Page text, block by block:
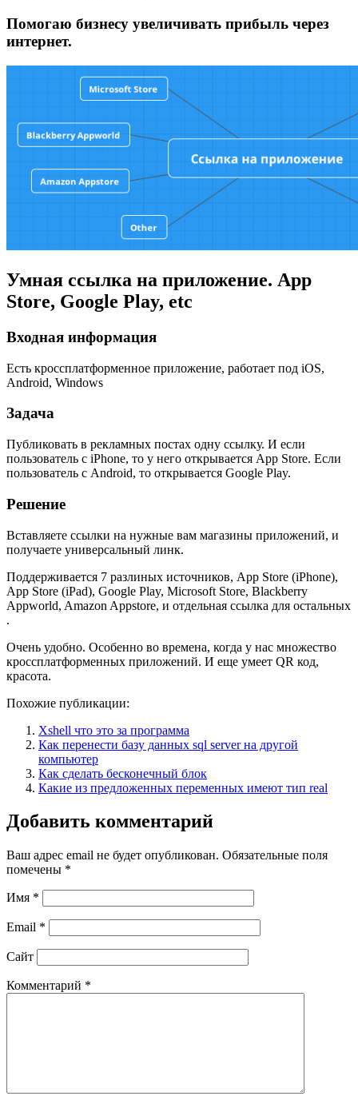
Помогаю бизнесу увеличивать прибыль через
интернет.
Умная ссылка на приложение. App
Store, Google Play, etc
Входная информация
Есть кроссплатформенное приложение, работает под iOS,
Android, Windows
Задача
Публиковать в рекламных постах одну ссылку. И если
пользователь с iPhone, то у него открывается App Store. Если
пользователь с Android, то открывается Google Play.
Решение
Вставляете ссылки на нужные вам магазины приложений, и
получаете универсальный линк.
Поддерживается 7 разлиных источников, App Store (iPhone),
App Store (iPad), Google Play, Microsoft Store, Blackberry
Appworld, Amazon Appstore, и отдельная ссылка для остальных
.
Очень удобно. Особенно во времена, когда у нас множество
кроссплатформенных приложений. И еще умеет QR код,
красота.
Похожие публикации:
Xshell что это за программа
Как перенести базу данных sql server на другой
компьютер
Как сделать бесконечный блок
Какие из предложенных переменных имеют тип real
Добавить комментарий
Ваш адрес email не будет опубликован. Обязательные поля
помечены *
Имя *
Email *
Сайт
Комментарий *